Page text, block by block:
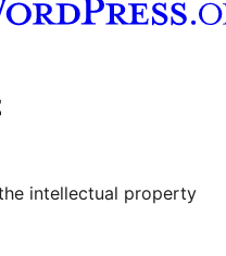
YouTube
contul nostru Tumblr
intellectual property